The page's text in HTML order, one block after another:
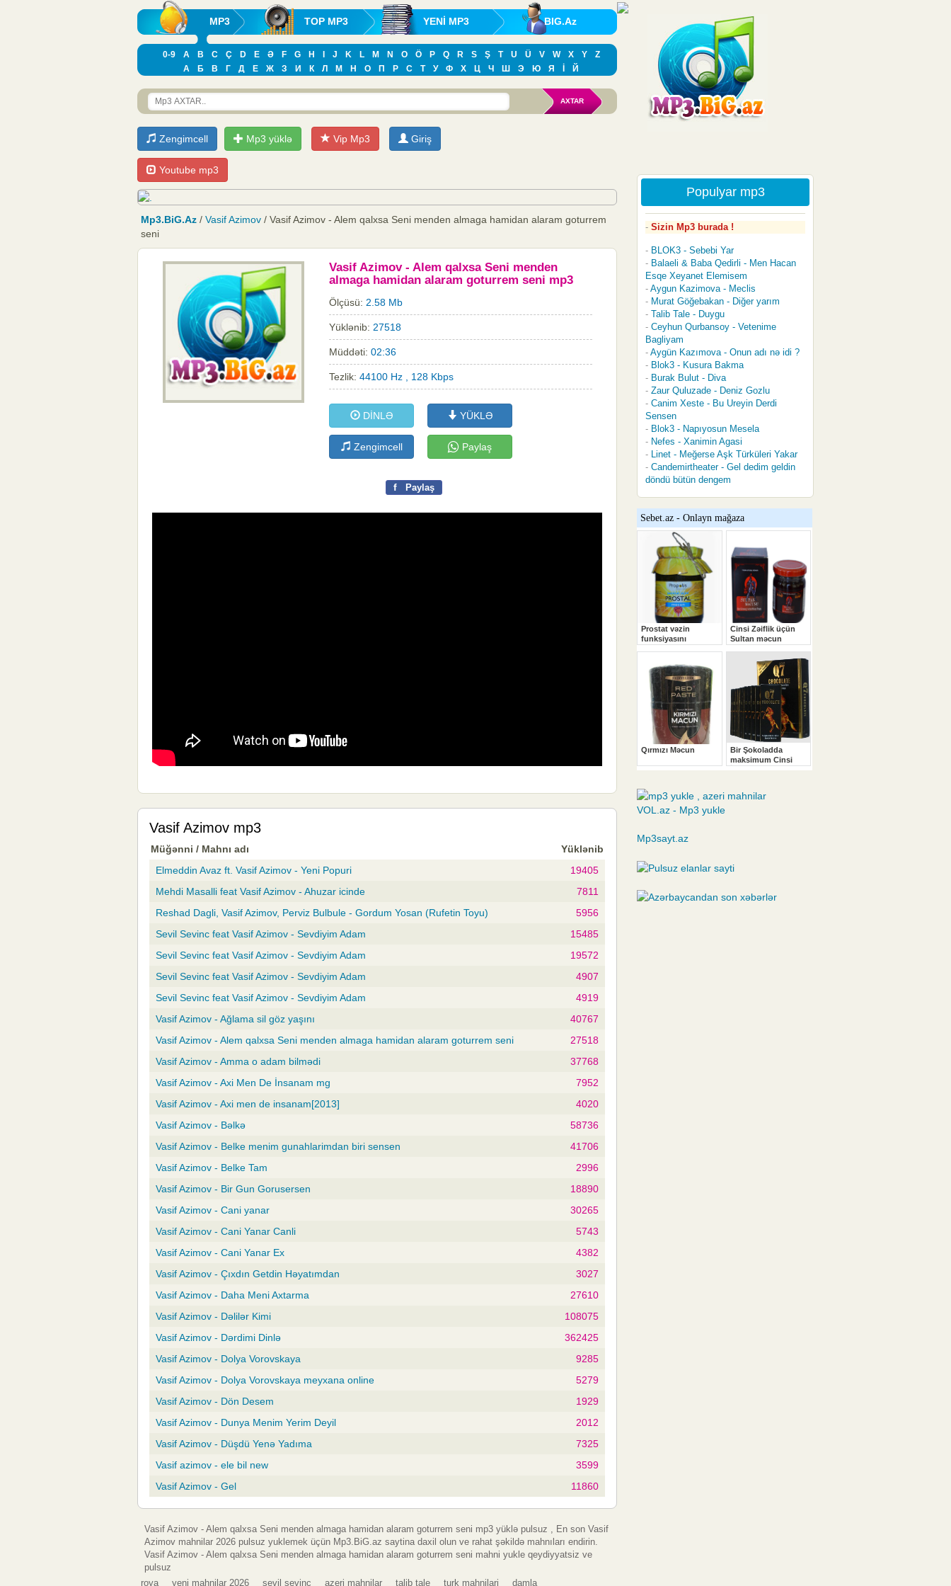
MP3 TOP MP3 YENİ MP3 BIG.Az
0-9 A B C Ç D E Ə F G H J K L M N O Ö P Q R S Ş T U Ü V W X Y
Z
А
Б В Г Д Е Ж З И К Л М Н О П Р С Т У Ф Х Ц Ч Ш Э Ю Я Й
Zengimcell Mp3 yüklə Vip Mp3 Giriş
Youtube mp3
Mp3.BiG.Az / Vasif Azimov / Vasif Azimov - Alem qalxsa Seni menden almaga hamidan alaram goturrem
seni
Vasif Azimov - Alem qalxsa Seni menden
almaga hamidan alaram goturrem seni mp3
Ölçüsü:2.58 Mb
Yüklənib:27518
Müddəti:02:36
Tezlik:44100 Hz , 128 Kbps
DİNLƏ YÜKLƏ
Zengimcell Paylaş
f Paylaş
Vasif Azimov mp3
Müğənni / Mahnı adı
Yüklənib
Elmeddin Avaz ft. Vasif Azimov - Yeni Popuri
19405
Mehdi Masalli feat Vasif Azimov - Ahuzar icinde
7811
Reshad Dagli, Vasif Azimov, Perviz Bulbule - Gordum Yosan (Rufetin Toyu)
5956
Sevil Sevinc feat Vasif Azimov - Sevdiyim Adam
15485
Sevil Sevinc feat Vasif Azimov - Sevdiyim Adam
19572
Sevil Sevinc feat Vasif Azimov - Sevdiyim Adam
4907
Sevil Sevinc feat Vasif Azimov - Sevdiyim Adam
4919
Vasif Azimov - Ağlama sil göz yaşını
40767
Vasif Azimov - Alem qalxsa Seni menden almaga hamidan alaram goturrem seni
27518
Vasif Azimov - Amma o adam bilmədi
37768
Vasif Azimov - Axi Men De İnsanam mg
7952
Vasif Azimov - Axi men de insanam[2013]
4020
Vasif Azimov - Bəlkə
58736
Vasif Azimov - Belke menim gunahlarimdan biri sensen
41706
Vasif Azimov - Belke Tam
2996
Vasif Azimov - Bir Gun Gorusersen
18890
Vasif Azimov - Cani yanar
30265
Vasif Azimov - Cani Yanar Canli
5743
Vasif Azimov - Cani Yanar Ex
4382
Vasif Azimov - Çıxdın Getdin Həyatımdan
3027
Vasif Azimov - Daha Meni Axtarma
27610
Vasif Azimov - Dəlilər Kimi
108075
Vasif Azimov - Dərdimi Dinlə
362425
Vasif Azimov - Dolya Vorovskaya
9285
Vasif Azimov - Dolya Vorovskaya meyxana online
5279
Vasif Azimov - Dön Desem
1929
Vasif Azimov - Dunya Menim Yerim Deyil
2012
Vasif Azimov - Düşdü Yenə Yadıma
7325
Vasif azimov - ele bil new
3599
Vasif Azimov - Gel
11860
Vasif Azimov - Alem qalxsa Seni menden almaga hamidan alaram goturrem seni mp3 yüklə pulsuz , En son Vasif
Azimov mahnilar 2026 pulsuz yuklemek üçün Mp3.BiG.az saytina daxil olun ve rahat şəkildə mahnıları endirin.
Vasif Azimov - Alem qalxsa Seni menden almaga hamidan alaram goturrem seni mahni yukle qeydiyyatsiz ve
pulsuz
Populyar mp3
Sizin Mp3 burada !
BLOK3 - Sebebi Yar
Balaeli & Baba Qedirli - Men Hacan
Esqe Xeyanet Elemisem
Aygun Kazimova - Meclis
Murat Göğebakan - Diğer yarım
Talib Tale - Duygu
Ceyhun Qurbansoy - Vetenime
Bagliyam
Aygün Kazımova - Onun adı nə idi ?
Blok3 - Kusura Bakma
Burak Bulut - Diva
Zaur Quluzade - Deniz Gozlu
Canim Xeste - Bu Ureyin Derdi
Sensen
Blok3 - Napıyosun Mesela
Nefes - Xanimin Agasi
Linet - Meğerse Aşk Türküleri Yakar
Candemirtheater - Gel dedim geldin
döndü bütün dengem
VOL.az - Mp3 yukle
Mp3sayt.az
roya yeni mahnilar 2026 sevil sevinc azeri mahnilar talib tale turk mahnilari damla